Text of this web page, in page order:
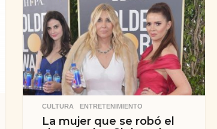
s
a
t
r
á
s
CULTURA ,ENTRETENIMIENTO
La mujer que se robó el